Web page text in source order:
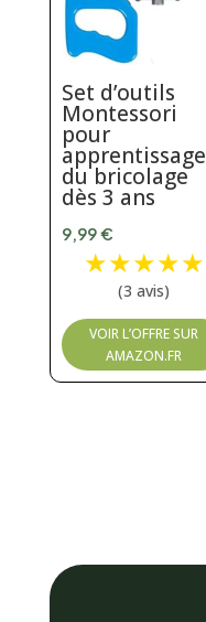
Set d’outils
Montessori
pour
apprentissage
du bricolage
dès 3 ans
9,99€
★★★★★
(3 avis)
VOIR L’OFFRE SUR
AMAZON.FR